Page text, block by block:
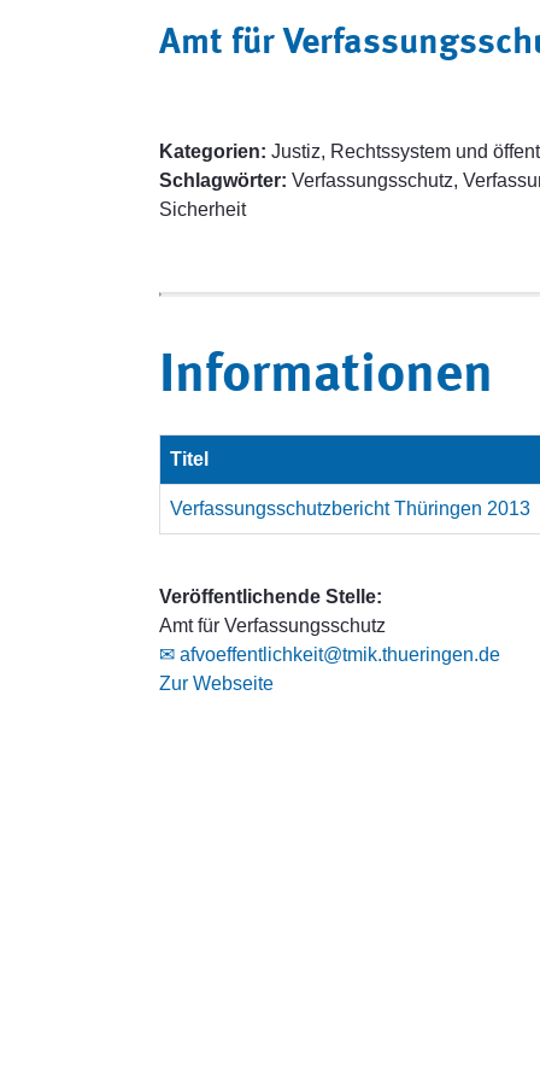
Amt für
Kategorien: Justiz, Rechtssystem und
Schlagwörter: Verfassungsschutz,
Sicherheit
Informationen
Titel
Verfassungsschutzbericht Thüringen 2013
Veröffentlichende Stelle:
Amt für Verfassungsschutz
✉ afvoeffentlichkeit@tmik.thueringen.de
Zur Webseite